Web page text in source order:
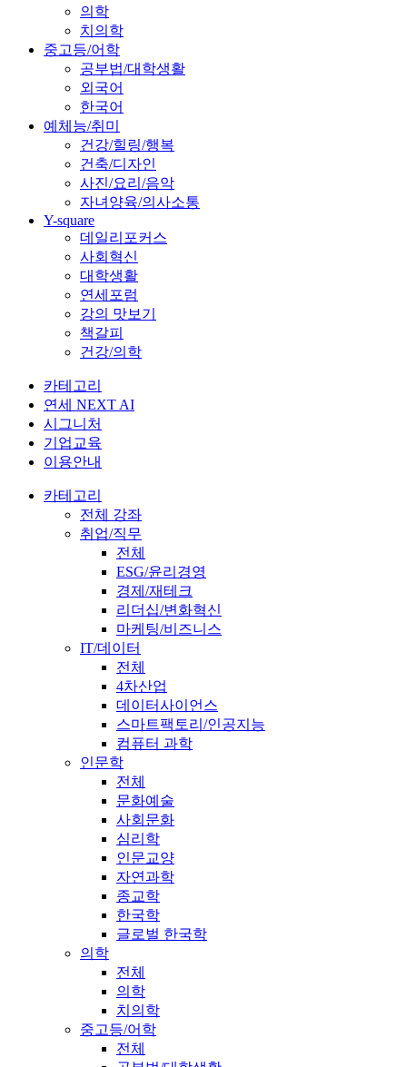
의학
치의학
중고등/어학
공부법/대학생활
외국어
한국어
예체능/취미
건강/힐링/행복
건축/디자인
사진/요리/음악
자녀양육/의사소통
Y-square
데일리포커스
사회혁신
대학생활
연세포럼
강의 맛보기
책갈피
건강/의학
카테고리
연세 NEXT AI
시그니처
기업교육
이용안내
카테고리
전체 강좌
취업/직무
전체
ESG/윤리경영
경제/재테크
리더십/변화혁신
마케팅/비즈니스
IT/데이터
전체
4차산업
데이터사이언스
스마트팩토리/인공지능
컴퓨터 과학
인문학
전체
문화예술
사회문화
심리학
인문교양
자연과학
종교학
한국학
글로벌 한국학
의학
전체
의학
치의학
중고등/어학
전체